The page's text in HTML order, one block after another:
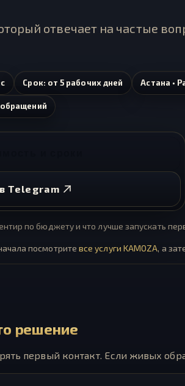
отвечает на частые
Срок: от 5 рабочих дней Астана •
Telegram
по бюджету и что лучше запускать
посмотрите все услуги KAMOZA, а
решение
первый контакт. Если живых